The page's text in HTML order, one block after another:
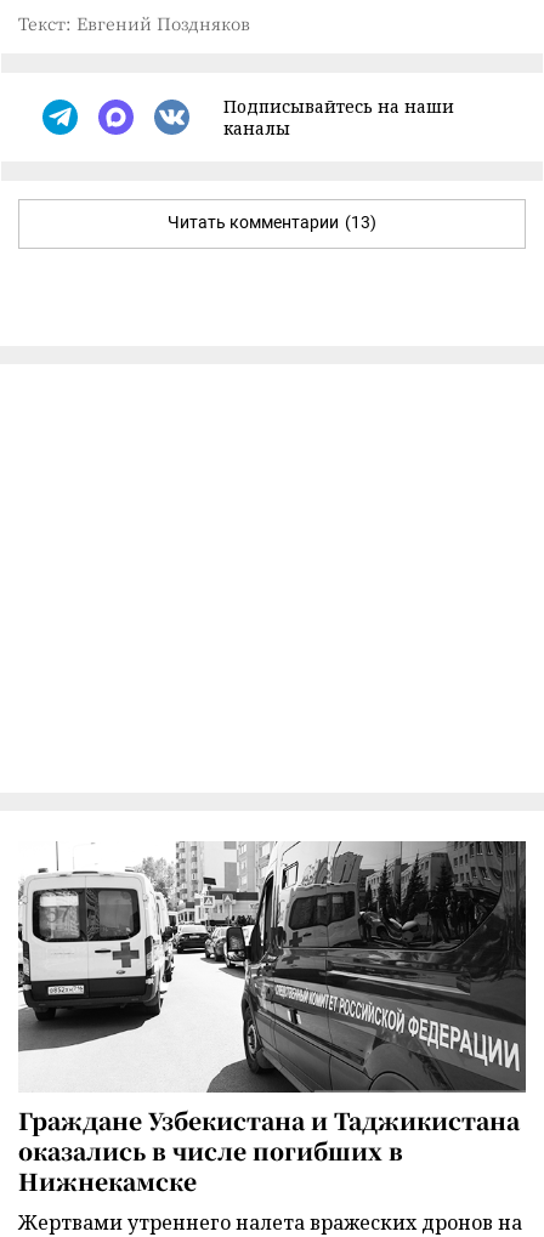
Текст: Евгений Поздняков
Подписывайтесь на наши
каналы
Читать комментарии (13)
Граждане Узбекистана и Таджикистана
оказались в числе погибших в
Нижнекамске
Жертвами утреннего налета вражеских дронов на